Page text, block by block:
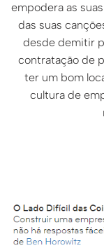
empodera as
das suas
desde demitir
contratação de
ter um bom
cultura de